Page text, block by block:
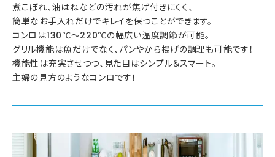
煮こぼれ、油はねなどの汚れが焦げ付きにくく、
簡単なお手入れだけでキレイを保つことができます。
コンロは130℃～220℃の幅広い温度調節が可能。
グリル機能は魚だけでなく、パンやから揚げの調理も可能です！
機能性は充実させつつ、見た目はシンプル＆スマート。
主婦の見方のようなコンロです！